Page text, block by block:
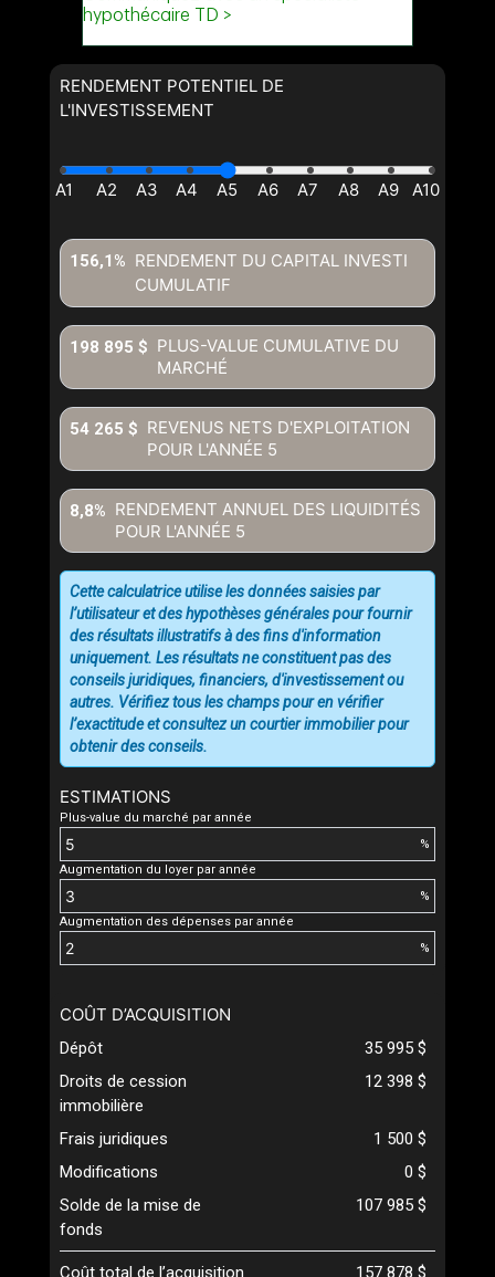
RENDEMENT POTENTIEL DE
L'INVESTISSEMENT
RENDEMENT DU CAPITAL INVESTI
CUMULATIF
156,1%
PLUS-VALUE CUMULATIVE DU
MARCHÉ
198 895 $
REVENUS NETS D'EXPLOITATION
POUR L'ANNÉE 5
54 265 $
RENDEMENT ANNUEL DES LIQUIDITÉS
POUR L'ANNÉE 5
8,8%
ESTIMATIONS
Plus-value du marché par année
%
Augmentation du loyer par année
%
Augmentation des dépenses par année
%
Cette calculatrice utilise les données saisies par
l’utilisateur et des hypothèses générales pour fournir
des résultats illustratifs à des fins d'information
uniquement. Les résultats ne constituent pas des
conseils juridiques, financiers, d'investissement ou
autres. Vérifiez tous les champs pour en vérifier
l’exactitude et consultez un courtier immobilier pour
obtenir des conseils.
COÛT D’ACQUISITION
Dépôt
35 995 $
Droits de cession
immobilière
12 398 $
Frais juridiques
1 500 $
Modifications
0 $
Solde de la mise de
fonds
107 985 $
Coût total de l’acquisition 157 878 $